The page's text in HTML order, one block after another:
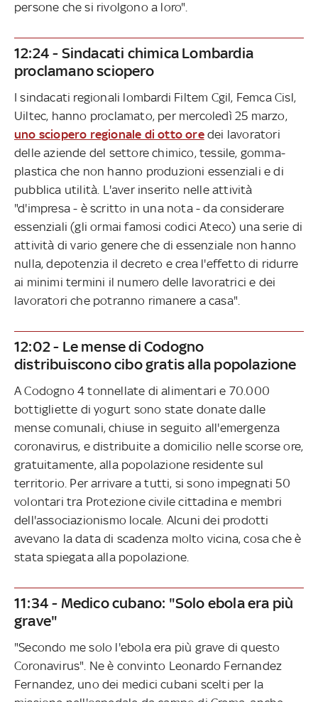
persone che si rivolgono a loro".
12:24 - Sindacati chimica Lombardia
proclamano sciopero
I sindacati regionali lombardi Filtem Cgil, Femca Cisl,
Uiltec, hanno proclamato, per mercoledì 25 marzo,
uno sciopero regionale di otto oredei lavoratori
delle aziende del settore chimico, tessile, gomma-
plastica che non hanno produzioni essenziali e di
pubblica utilità. L'aver inserito nelle attività
"d'impresa - è scritto in una nota - da considerare
essenziali (gli ormai famosi codici Ateco) una serie di
attività di vario genere che di essenziale non hanno
nulla, depotenzia il decreto e crea l'effetto di ridurre
ai minimi termini il numero delle lavoratrici e dei
lavoratori che potranno rimanere a casa".
12:02 - Le mense di Codogno
distribuiscono cibo gratis alla popolazione
A Codogno 4 tonnellate di alimentari e 70.000
bottigliette di yogurt sono state donate dalle
mense comunali, chiuse in seguito all'emergenza
coronavirus, e distribuite a domicilio nelle scorse ore,
gratuitamente, alla popolazione residente sul
territorio. Per arrivare a tutti, si sono impegnati 50
volontari tra Protezione civile cittadina e membri
dell'associazionismo locale. Alcuni dei prodotti
avevano la data di scadenza molto vicina, cosa che è
stata spiegata alla popolazione.
11:34 - Medico cubano: "Solo ebola era più
grave"
"Secondo me solo l'ebola era più grave di questo
Coronavirus". Ne è convinto Leonardo Fernandez
Fernandez, uno dei medici cubani scelti per la